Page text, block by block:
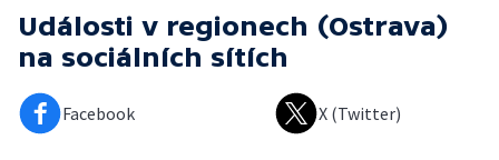
Události v regionech (Ostrava)
na sociálních sítích
Facebook X (Twitter)